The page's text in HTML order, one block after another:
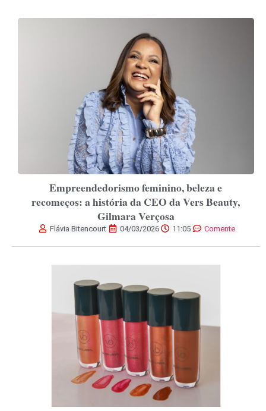
Empreendedorismo feminino, beleza e
recomeços: a história da CEO da Vers Beauty,
Gilmara Verçosa
Flávia Bitencourt 04/03/2026 11:05 Comente